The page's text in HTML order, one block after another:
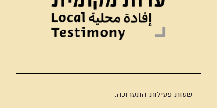
שעות פעילות התערוכה: